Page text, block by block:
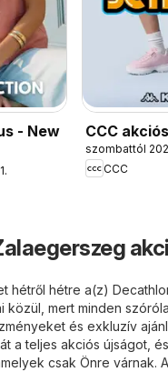
- New
CCC
szombattól
CCC
hétről hétre a(z)
közül, mert minden
és exkluzív
a teljes akciós újságot,
csak Önre várnak.